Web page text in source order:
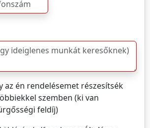
az én rendelésemet részesítsék
szemben (ki van
feldíj)